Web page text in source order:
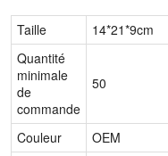
Taille
14*21*9cm
Quantité
minimale
de
commande
50
Couleur OEM